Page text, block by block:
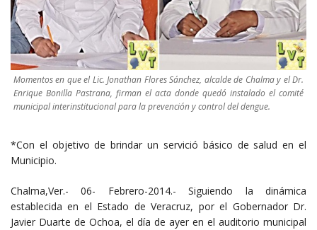
Momentos en que el Lic. Jonathan Flores Sánchez, alcalde de Chalma y el Dr.
Enrique Bonilla Pastrana, firman el acta donde quedó instalado el comité
municipal interinstitucional para la prevención y control del dengue.
*Con el objetivo de brindar un servició básico de salud en el
Municipio.
Chalma,Ver.- 06- Febrero-2014.- Siguiendo la dinámica
establecida en el Estado de Veracruz, por el Gobernador Dr.
Javier Duarte de Ochoa, el día de ayer en el auditorio municipal